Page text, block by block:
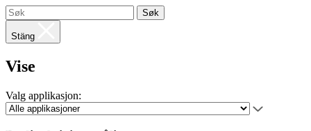
Søk
Stäng
Vise
Valg applikasjon: